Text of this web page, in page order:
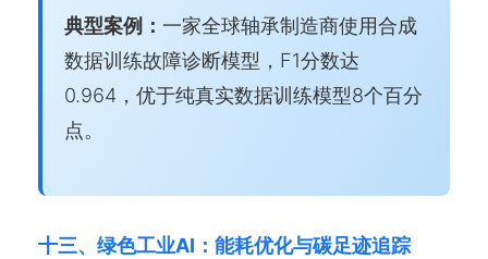
典型案例： 一家全球轴承制造商使用合成
数据训练故障诊断模型，F1分数达
0.964，优于纯真实数据训练模型8个百分
点。
十三、绿色工业AI：能耗优化与碳足迹追踪